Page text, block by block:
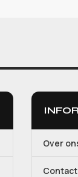
Over
Contact